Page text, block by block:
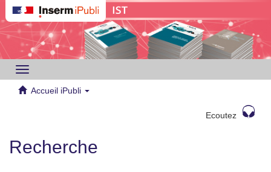
Toggle
navigation
Accueil iPubli
Ecoutez
Recherche